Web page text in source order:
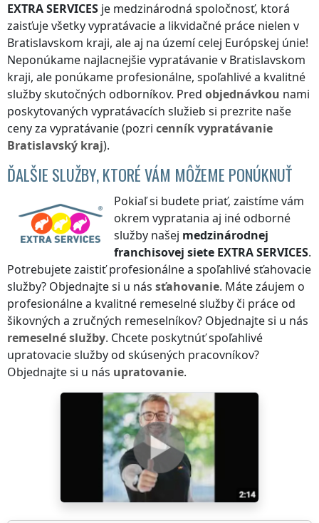
EXTRA SERVICES je medzinárodná spoločnosť, ktorá
zaisťuje všetky vypratávacie a likvidačné práce nielen v
Bratislavskom kraji, ale aj na území celej Európskej únie!
Neponúkame najlacnejšie vypratávaniev Bratislavskom
kraji, ale ponúkame profesionálne, spoľahlivé a kvalitné
služby skutočných odborníkov. Pred objednávkou nami
poskytovaných vypratávacích služieb si prezrite naše
ceny za vypratávanie (pozri cenníkvypratávanie
Bratislavský kraj).
ĎALŠIE SLUŽBY, KTORÉ VÁM MÔŽEME PONÚKNUŤ
Pokiaľ si budete priať, zaistíme vám
okrem vypratania aj iné odborné
služby našej medzinárodnej
franchisovej siete EXTRA SERVICES.
Potrebujete zaistiť profesionálne a spoľahlivé sťahovacie
služby? Objednajte si u nás sťahovanie. Máte záujem o
profesionálne a kvalitné remeselné služby či práce od
šikovných a zručných remeselníkov? Objednajte si u nás
remeselné služby. Chcete poskytnúť spoľahlivé
upratovacie služby od skúsených pracovníkov?
Objednajte si u nás upratovanie.